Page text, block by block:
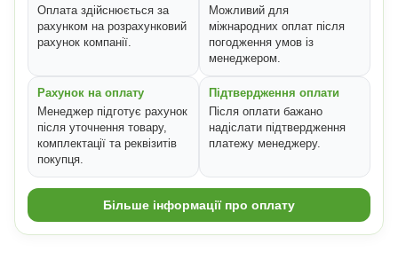
Оплата здійснюється за
рахунком на розрахунковий
рахунок компанії.
Можливий для
міжнародних оплат після
погодження умов із
менеджером.
Рахунок на оплату
Менеджер підготує рахунок
після уточнення товару,
комплектації та реквізитів
покупця.
Підтвердження оплати
Після оплати бажано
надіслати підтвердження
платежу менеджеру.
Більше інформації про оплату